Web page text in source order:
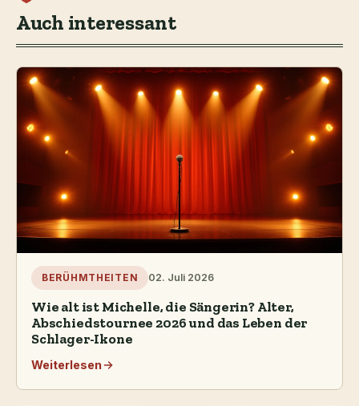
Auch interessant
BERÜHMTHEITEN 02. Juli 2026
Wie alt ist Michelle, die Sängerin? Alter,
Abschiedstournee 2026 und das Leben der
Schlager-Ikone
Weiterlesen